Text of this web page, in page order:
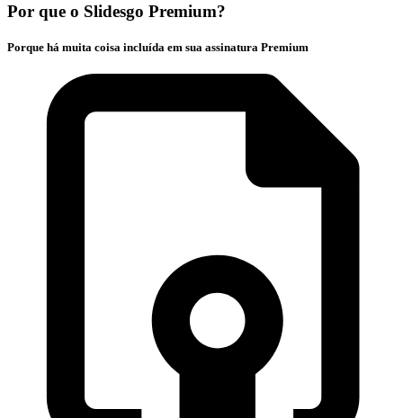
Por que o Slidesgo Premium?
Porque há muita coisa incluída em sua assinatura Premium